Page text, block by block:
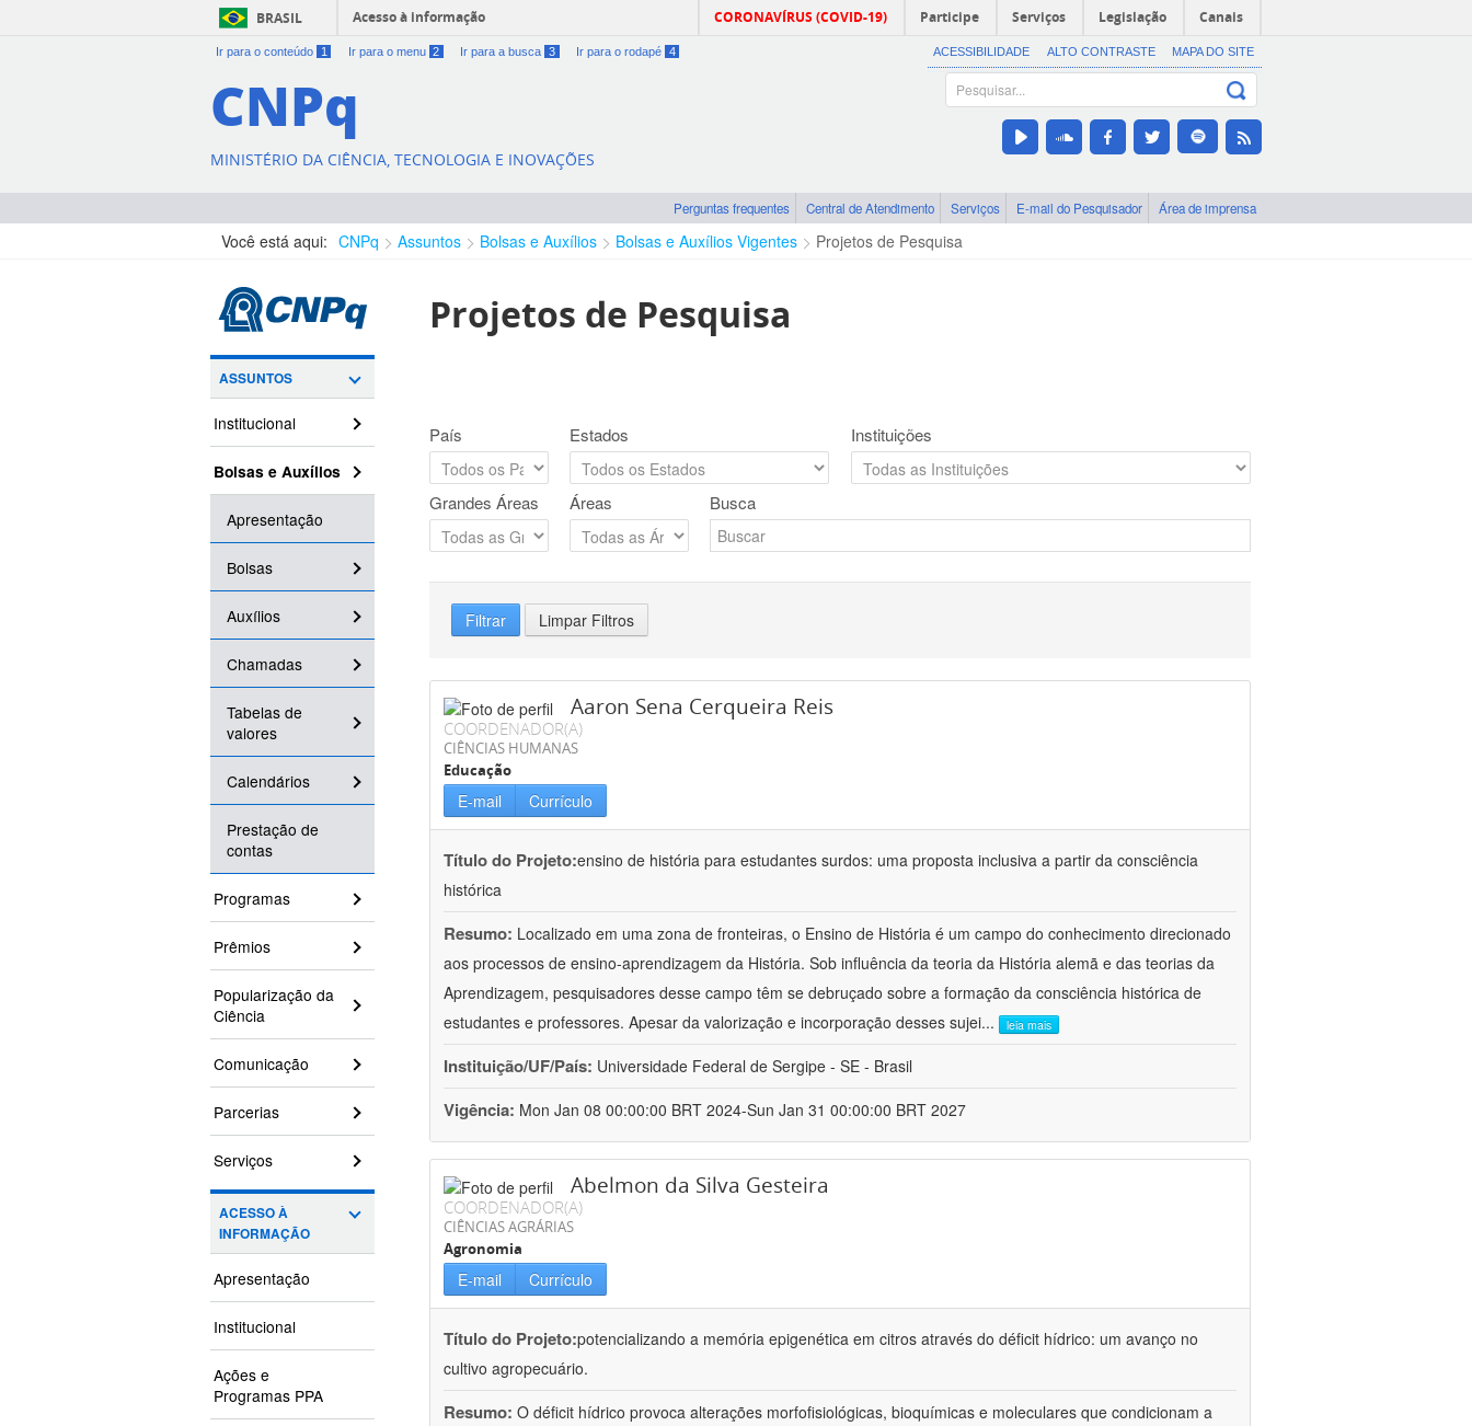
BRASIL Acesso à informação CORONAVÍRUS (COVID-19) Participe Serviços Legislação Canais
Ir para o conteúdo 1 Ir para o menu 2 Ir para a busca 3 Ir para o rodapé 4 ACESSIBILIDADE ALTO CONTRASTE MAPA DO SITE
CNPq
MINISTÉRIO DA CIÊNCIA, TECNOLOGIA E INOVAÇÕES
Perguntas frequentes Central de Atendimento Serviços E-mail do Pesquisador Área de imprensa
Você está aqui: CNPq Assuntos Bolsas e Auxílios Bolsas e Auxílios Vigentes Projetos de Pesquisa
ASSUNTOS
Institucional
Bolsas e Auxílios
Apresentação
Bolsas
Auxílios
Chamadas
Tabelas de
valores
Calendários
Prestação de
contas
Programas
Prêmios
Popularização da
Ciência
Comunicação
Parcerias
Serviços
ACESSO À
INFORMAÇÃO
Apresentação
Institucional
Ações e
Programas PPA
Projetos de Pesquisa
País Estados Instituições
Grandes Áreas Áreas Busca
Filtrar Limpar Filtros
Aaron Sena Cerqueira Reis
COORDENADOR(A)
CIÊNCIAS HUMANAS
Educação
E-mail Currículo
Título do Projeto:ensino de história para estudantes surdos: uma proposta inclusiva a partir da consciência
histórica
Resumo: Localizado em uma zona de fronteiras, o Ensino de História é um campo do conhecimento direcionado
aos processos de ensino-aprendizagem da História. Sob influência da teoria da História alemã e das teorias da
Aprendizagem, pesquisadores desse campo têm se debruçado sobre a formação da consciência histórica de
estudantes e professores. Apesar da valorização e incorporação desses sujei... leia mais
Instituição/UF/País: Universidade Federal de Sergipe - SE - Brasil
Vigência: Mon Jan 08 00:00:00 BRT 2024-Sun Jan 31 00:00:00 BRT 2027
Abelmon da Silva Gesteira
COORDENADOR(A)
CIÊNCIAS AGRÁRIAS
Agronomia
E-mail Currículo
Título do Projeto:potencializando a memória epigenética em citros através do déficit hídrico: um avanço no
cultivo agropecuário.
Resumo: O déficit hídrico provoca alterações morfofisiológicas, bioquímicas e moleculares que condicionam a